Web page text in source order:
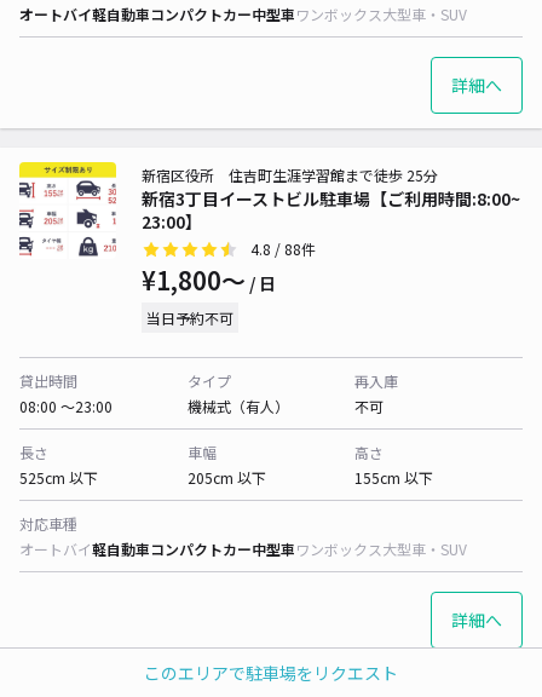
このエリアで駐車場をリクエスト
オートバイ軽自動車コンパクトカー中型車ワンボックス大型車・SUV
詳細へ
新宿3丁目イーストビル駐車場【ご利用時間:8:00~
23:00】
新宿区役所 住吉町生涯学習館まで徒歩 25分
4.8 / 88件
¥1,800〜 / 日
当日予約不可
貸出時間
08:00 〜23:00
タイプ
機械式（有人）
再入庫
不可
長さ
525cm 以下
車幅
205cm 以下
高さ
155cm 以下
対応車種
オートバイ軽自動車コンパクトカー中型車ワンボックス大型車・SUV
詳細へ